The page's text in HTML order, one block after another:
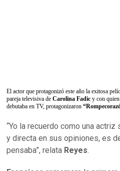
El actor que protagonizó este año la exitosa
pareja televisiva de Carolina Fadic y con
debutaba en TV, protagonizaron
“Yo la recuerdo como una
y directa en sus opiniones, es
pensaba”, relata Reyes.